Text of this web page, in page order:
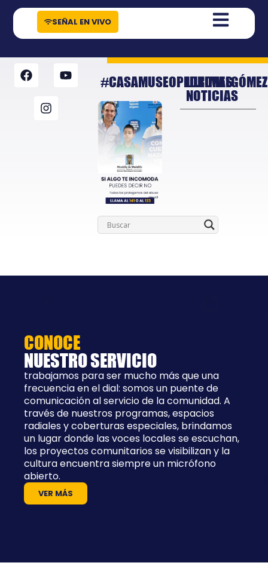
contenido
SEÑAL EN VIVO
#CASAMUSEOPEDRONELGÓMEZ
ULTIMAS
NOTICIAS
CONOCE
NUESTRO SERVICIO
trabajamos para ser mucho más que una
frecuencia en el dial: somos un puente de
comunicación al servicio de la comunidad. A
través de nuestros programas, espacios
radiales y coberturas especiales, brindamos
un lugar donde las voces locales se escuchan,
los proyectos comunitarios se visibilizan y la
cultura encuentra siempre un micrófono
abierto.
VER MÁS